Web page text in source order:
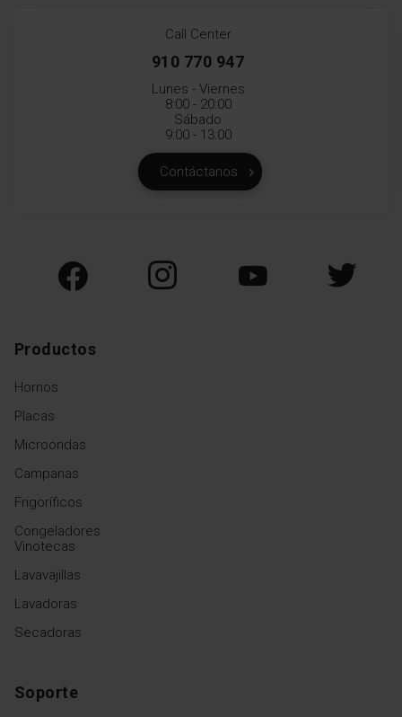
Call Center
910 770 947
Lunes - Viernes
8:00 - 20:00
Sábado
9:00 - 13:00
Contáctanos
Productos
Hornos
Placas
Microondas
Campanas
Frigoríficos
Congeladores
Vinotecas
Lavavajillas
Lavadoras
Secadoras
Soporte